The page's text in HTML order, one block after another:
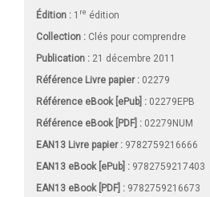
Édition : 1 re édition
Collection : Clés pour comprendre
Publication : 21 décembre 2011
Référence Livre papier : 02279
Référence eBook [ePub] : 02279EPB
Référence eBook [PDF] : 02279NUM
EAN13 Livre papier : 9782759216666
EAN13 eBook [ePub] : 9782759217403
EAN13 eBook [PDF] : 9782759216673